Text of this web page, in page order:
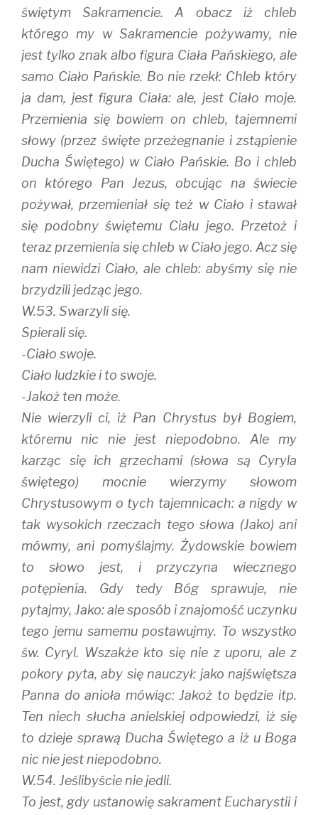
świętym Sakramencie. A obacz iż chleb
którego my w Sakramencie pożywamy, nie
jest tylko znak albo figura Ciała Pańskiego, ale
samo Ciało Pańskie. Bo nie rzekł: Chleb który
ja dam, jest figura Ciała: ale, jest Ciało moje.
Przemienia się bowiem on chleb, tajemnemi
słowy (przez święte przeżegnanie i zstąpienie
Ducha Świętego) w Ciało Pańskie. Bo i chleb
on którego Pan Jezus, obcując na świecie
pożywał, przemieniał się też w Ciało i stawał
się podobny świętemu Ciału jego. Przetoż i
teraz przemienia się chleb w Ciało jego. Acz się
nam niewidzi Ciało, ale chleb: abyśmy się nie
brzydzili jedząc jego.
W.53. Swarzyli się.
Spierali się.
-Ciało swoje.
Ciało ludzkie i to swoje.
-Jakoż ten może.
Nie wierzyli ci, iż Pan Chrystus był Bogiem,
któremu nic nie jest niepodobno. Ale my
karząc się ich grzechami (słowa są Cyryla
świętego) mocnie wierzymy słowom
Chrystusowym o tych tajemnicach: a nigdy w
tak wysokich rzeczach tego słowa (Jako) ani
mówmy, ani pomyślajmy. Żydowskie bowiem
to słowo jest, i przyczyna wiecznego
potępienia. Gdy tedy Bóg sprawuje, nie
pytajmy, Jako: ale sposób i znajomość uczynku
tego jemu samemu postawujmy. To wszystko
św. Cyryl. Wszakże kto się nie z uporu, ale z
pokory pyta, aby się nauczył: jako najświętsza
Panna do anioła mówiąc: Jakoż to będzie itp.
Ten niech słucha anielskiej odpowiedzi, iż się
to dzieje sprawą Ducha Świętego a iż u Boga
nic nie jest niepodobno.
W.54. Jeślibyście nie jedli.
To jest, gdy ustanowię sakrament Eucharystii i